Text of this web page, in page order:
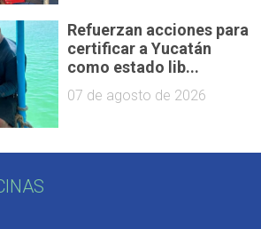
Refuerzan acciones para
certificar a Yucatán
como estado lib...
07 de agosto de 2026